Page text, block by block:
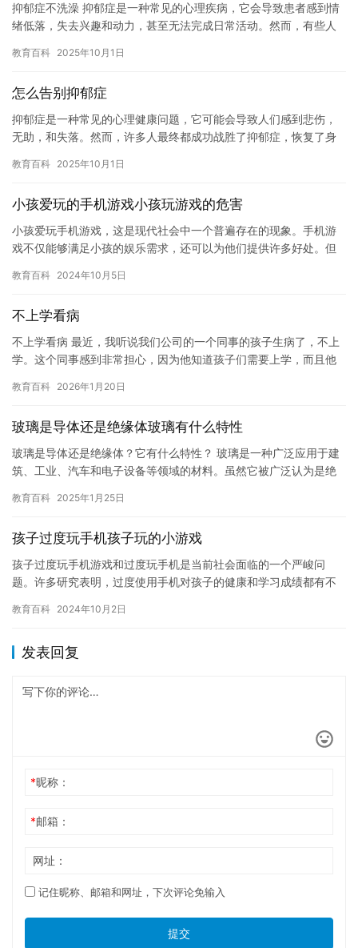
抑郁症不洗澡 抑郁症是一种常见的心理疾病，它会导致患者感到情
绪低落，失去兴趣和动力，甚至无法完成日常活动。然而，有些人
舒服…
教育百科 2025年10月1日
怎么告别抑郁症
抑郁症是一种常见的心理健康问题，它可能会导致人们感到悲伤，
无助，和失落。然而，许多人最终都成功战胜了抑郁症，恢复了身
识到…
教育百科 2025年10月1日
小孩爱玩的手机游戏小孩玩游戏的危害
小孩爱玩手机游戏，这是现代社会中一个普遍存在的现象。手机游
戏不仅能够满足小孩的娱乐需求，还可以为他们提供许多好处。但
面影响…
教育百科 2024年10月5日
不上学看病
不上学看病 最近，我听说我们公司的一个同事的孩子生病了，不上
学。这个同事感到非常担心，因为他知道孩子们需要上学，而且他
个…
教育百科 2026年1月20日
玻璃是导体还是绝缘体玻璃有什么特性
玻璃是导体还是绝缘体？它有什么特性？ 玻璃是一种广泛应用于建
筑、工业、汽车和电子设备等领域的材料。虽然它被广泛认为是绝
观结…
教育百科 2025年1月25日
孩子过度玩手机孩子玩的小游戏
孩子过度玩手机游戏和过度玩手机是当前社会面临的一个严峻问
题。许多研究表明，过度使用手机对孩子的健康和学习成绩都有不
间盯着…
教育百科 2024年10月2日
发表回复
*昵称：
*邮箱：
网址：
记住昵称、邮箱和网址，下次评论免输入
提交